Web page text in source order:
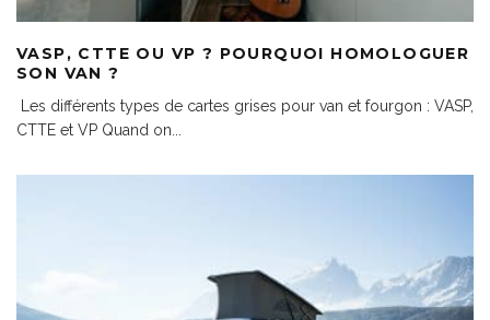
VASP, CTTE OU VP ? POURQUOI HOMOLOGUER
SON VAN ?
Les différents types de cartes grises pour van et fourgon : VASP,
CTTE et VP Quand on...